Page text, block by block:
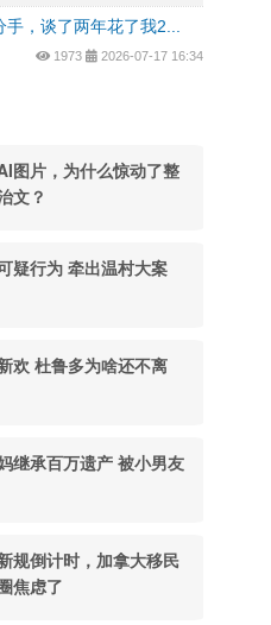
，谈了两年花了我2...
1973 2026-07-17 16:34
图片，为什么惊动了整
文？
疑行为 牵出温村大案
欢 杜鲁多为啥还不离
继承百万遗产 被小男友
规倒计时，加拿大移民
焦虑了